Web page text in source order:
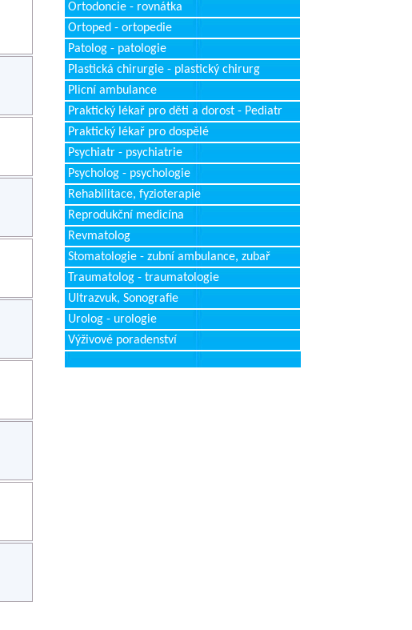
Ortodoncie - rovnátka
Ortoped - ortopedie
Patolog - patologie
Plastická chirurgie - plastický chirurg
Plicní ambulance
Praktický lékař pro děti a dorost - Pediatr
Praktický lékař pro dospělé
Psychiatr - psychiatrie
Psycholog - psychologie
Rehabilitace, fyzioterapie
Reprodukční medicína
Revmatolog
Stomatologie - zubní ambulance, zubař
Traumatolog - traumatologie
Ultrazvuk, Sonografie
Urolog - urologie
Výživové poradenství